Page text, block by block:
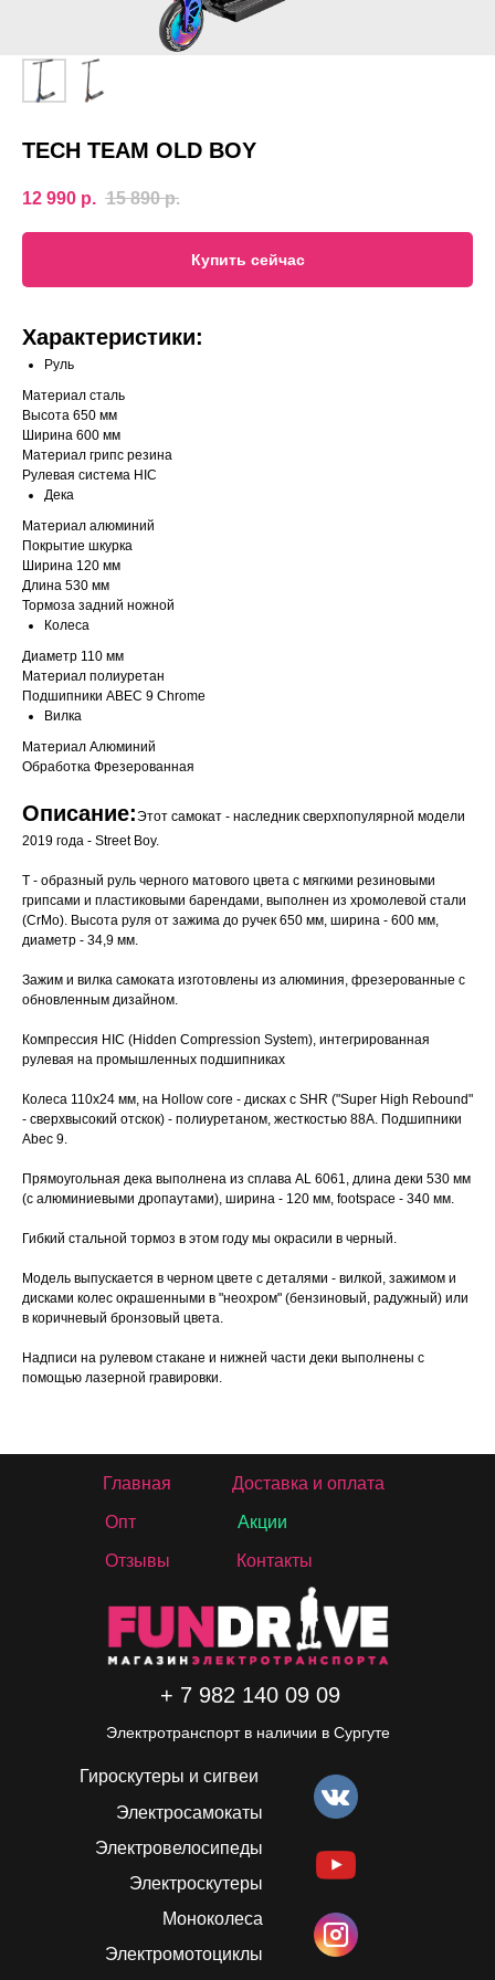
TECH TEAM OLD BOY
12 990 р. 15 890 р.
Купить сейчас
Характеристики:
Руль
Материал сталь
Высота 650 мм
Ширина 600 мм
Материал грипс резина
Рулевая система HIC
Дека
Материал алюминий
Покрытие шкурка
Ширина 120 мм
Длина 530 мм
Тормоза задний ножной
Колеса
Диаметр 110 мм
Материал полиуретан
Подшипники ABEC 9 Chrome
Вилка
Материал Алюминий
Обработка Фрезерованная
Описание:Этот самокат - наследник сверхпопулярной модели
2019 года - Street Boy.
T - образный руль черного матового цвета с мягкими резиновыми
грипсами и пластиковыми барендами, выполнен из хромолевой стали
(CrMo). Высота руля от зажима до ручек 650 мм, ширина - 600 мм,
диаметр - 34,9 мм.
Зажим и вилка самоката изготовлены из алюминия, фрезерованные с
обновленным дизайном.
Компрессия HIC (Hidden Compression System), интегрированная
рулевая на промышленных подшипниках
Колеса 110x24 мм, на Hollow core - дисках c SHR ("Super High Rebound"
- сверхвысокий отскок) - полиуретаном, жесткостью 88A. Подшипники
Abec 9.
Прямоугольная дека выполнена из сплава AL 6061, длина деки 530 мм
(с алюминиевыми дропаутами), ширина - 120 мм, footspace - 340 мм.
Гибкий стальной тормоз в этом году мы окрасили в черный.
Модель выпускается в черном цвете с деталями - вилкой, зажимом и
дисками колес окрашенными в "неохром" (бензиновый, радужный) или
в коричневый бронзовый цвета.
Надписи на рулевом стакане и нижней части деки выполнены с
помощью лазерной гравировки.
Гироскутеры и сигвеи
Электросамокаты
Электровелосипеды
Электроскутеры
Моноколеса
Электромотоциклы
Главная Доставка и оплата
Опт
Отзывы
Акции
Контакты
+ 7 982 140 09 09
Электротранспорт в наличии в Сургуте